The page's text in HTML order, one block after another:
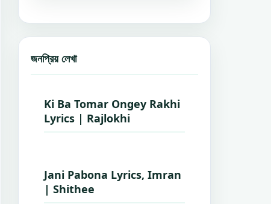
জনপ্রিয় লেখা
Ki Ba Tomar Ongey Rakhi
Lyrics | Rajlokhi
Jani Pabona Lyrics, Imran
| Shithee